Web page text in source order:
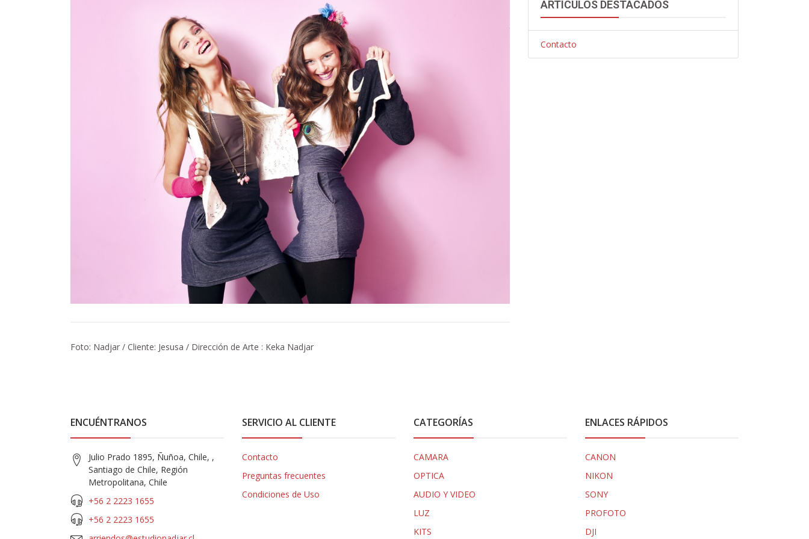
Foto: Nadjar / Cliente: Jesusa / Dirección de Arte : Keka Nadjar
ARTÍCULOS DESTACADOS
Contacto
ENCUÉNTRANOS
Julio Prado 1895, Ñuñoa, Chile, ,
Santiago de Chile, Región
Metropolitana, Chile
+56 2 2223 1655
+56 2 2223 1655
SERVICIO AL CLIENTE
Contacto
Preguntas frecuentes
Condiciones de Uso
CATEGORÍAS
CAMARA
OPTICA
AUDIO Y VIDEO
LUZ
KITS
ENLACES RÁPIDOS
CANON
NIKON
SONY
PROFOTO
DJI